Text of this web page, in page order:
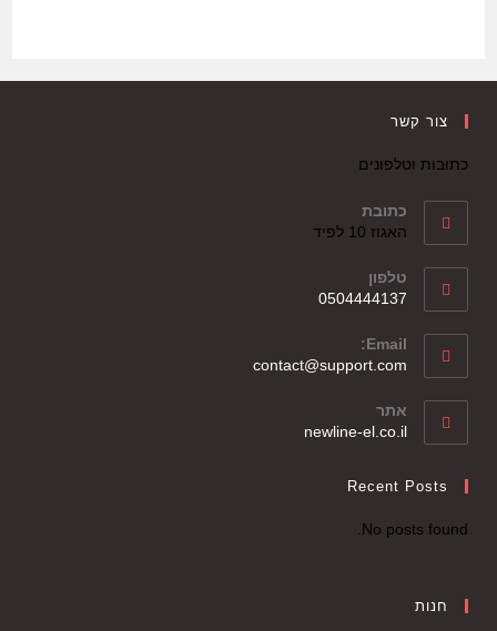
צור קשר
כתובות וטלפונים
כתובת
האגוז 10 לפיד
טלפון
0504444137
Email:
contact@support.com
אתר
newline-el.co.il
Recent Posts
No posts found.
חנות